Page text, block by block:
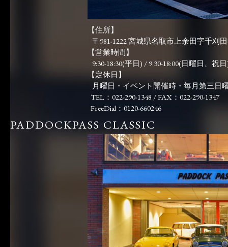
【住所】
〒981-1222 宮城県名取市上余田字千刈田
【営業時間】
9:30-18:30(平日) / 9:30-18:00(日曜日、祝日
【定休日】
月曜日・イベント開催時・毎月第三日
TEL：022-290-1348 / FAX：022-290-1347
FreeDial：0120-660246
PADDOCKPASS CLASSIC